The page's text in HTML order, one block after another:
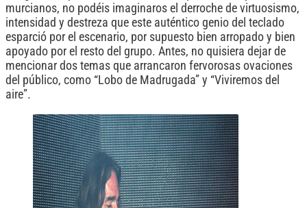
murcianos, no podéis imaginaros el derroche de virtuosismo,
intensidad y destreza que este auténtico genio del teclado
esparció por el escenario, por supuesto bien arropado y bien
apoyado por el resto del grupo. Antes, no quisiera dejar de
mencionar dos temas que arrancaron fervorosas ovaciones
del público, como “Lobo de Madrugada” y “Viviremos del
aire”.